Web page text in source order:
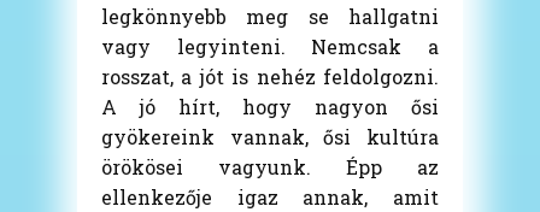
legkönnyebb meg se hallgatni
vagy legyinteni. Nemcsak a
rosszat, a jót is nehéz feldolgozni.
A jó hírt, hogy nagyon ősi
gyökereink vannak, ősi kultúra
örökösei vagyunk. Épp az
ellenkezője igaz annak, amit